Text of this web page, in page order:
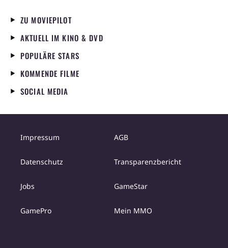
ZU MOVIEPILOT
AKTUELL IM KINO & DVD
POPULÄRE STARS
KOMMENDE FILME
SOCIAL MEDIA
Impressum AGB
Datenschutz Transparenzbericht
Jobs GameStar
GamePro Mein MMO